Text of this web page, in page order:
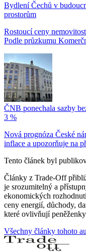
Bydlení Čechů v
prostorům
Rostoucí ceny
Podle průzkumu
ČNB ponechala sazby
3 %
Nová prognóza České
inflace a upozorňuje na
Tento článek byl
Články z Trade-Off
je srozumitelný a
ekonomických
ceny energií, důchody,
které ovlivňují
Všechny články tohoto